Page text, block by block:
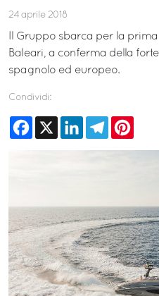
24 aprile 2018
Il Gruppo sbarca per la
Baleari, a conferma della
spagnolo ed europeo.
Condividi:
Facebook
X LinkedInTelegram